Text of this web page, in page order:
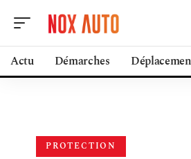
Actu Démarches
PROTECTION